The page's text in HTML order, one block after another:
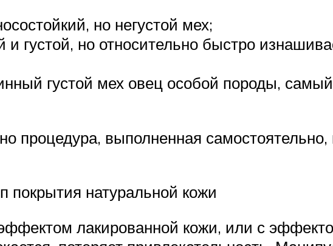
но негустой мех;
густой, но относительно быстро
густой мех овец особой породы,
процедура, выполненная самостоятельно,
покрытия натуральной кожи
лакированной кожи, или с